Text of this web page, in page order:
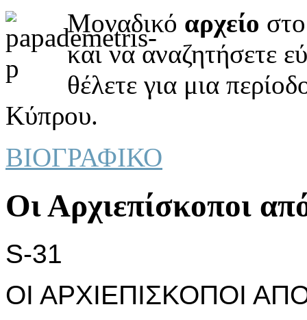
Μοναδικό αρχείο
και να αναζητήσετε
θέλετε για μια
Κύπρου.
ΒΙΟΓΡΑΦΙΚΟ
Οι Αρχιεπίσκoπoι
S-31
ΟΙ ΑΡΧΙΕΠΙΣΚΟΠΟΙ